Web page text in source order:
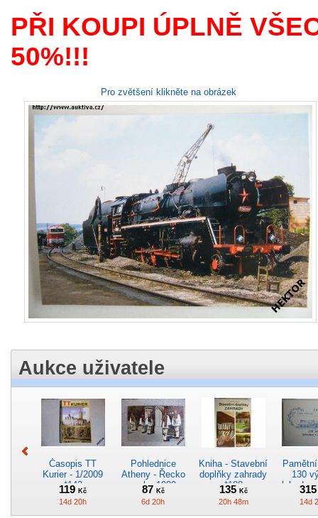
PŘI KOUPI ÚPLNĚ
50%!!!
Pro zvětšení klikněte na obrázek
Aukce uživatele
Časopis TT
Kurier - 1/2009
*142
119Kč
14d 20h
Pohlednice
Atheny - Řecko
z roku 1989.
Nová nepoužitá
*5019
87 Kč
6d 20h
Kniha - Stavební
doplňky zahrady
*188
135 Kč
20h 48m
130
14d